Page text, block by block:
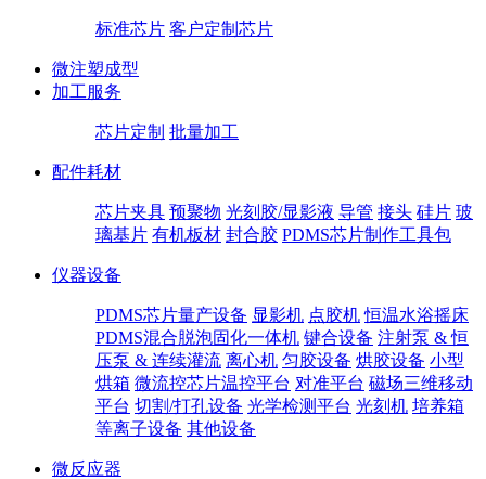
标准芯片 客户定制芯片
微注塑成型
加工服务
芯片定制 批量加工
配件耗材
芯片夹具 预聚物 光刻胶/显影液 导管 接头 硅片 玻
璃基片 有机板材 封合胶 PDMS芯片制作工具包
仪器设备
PDMS芯片量产设备 显影机 点胶机 恒温水浴摇床
PDMS混合脱泡固化一体机 键合设备 注射泵 & 恒
压泵 & 连续灌流 离心机 匀胶设备 烘胶设备 小型
烘箱 微流控芯片温控平台 对准平台 磁场三维移动
平台 切割/打孔设备 光学检测平台 光刻机 培养箱
等离子设备 其他设备
微反应器